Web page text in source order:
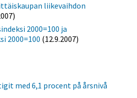
liikevaihdon
2000=100 ja
2000=100 (12.9.2007)
med 6,1 procent på årsnivå